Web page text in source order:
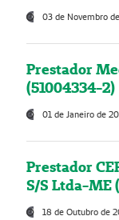
03 de Novembro
Prestador
(51004334-2)
01 de Janeiro de
Prestador
S/S Ltda-ME
18 de Outubro de